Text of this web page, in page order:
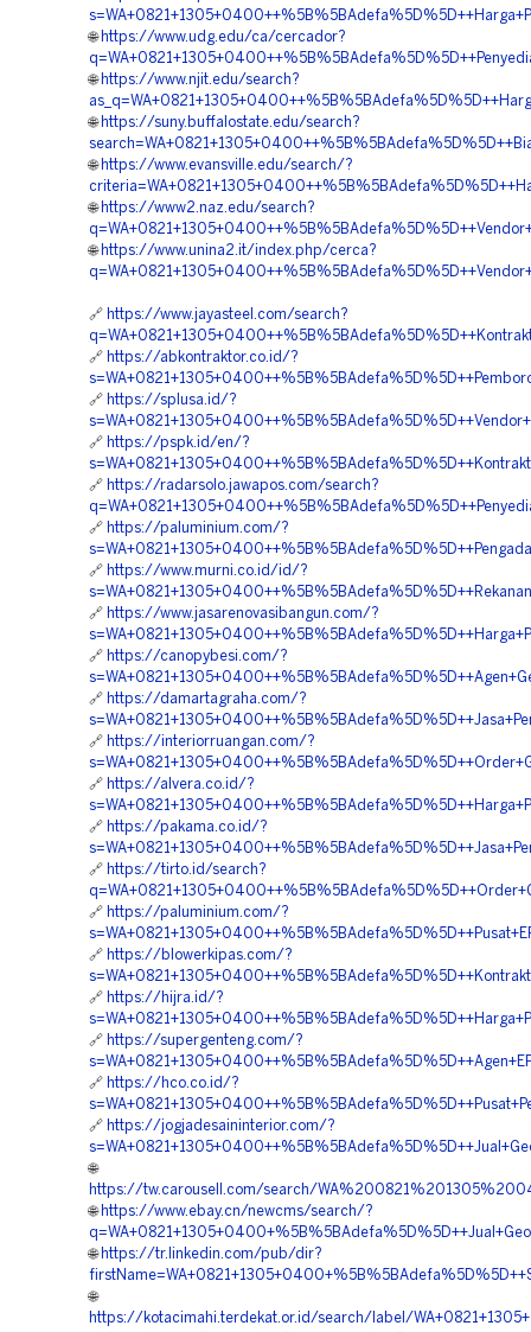
🌐 https://www.udg.edu/ca/cercador?
🌐 https://www.njit.edu/search?
🌐 https://suny.buffalostate.edu/search?
🌐 https://www.evansville.edu/search/?
🌐 https://www2.naz.edu/search?
🌐 https://www.unina2.it/index.php/cerca?
🔗 https://www.jayasteel.com/search?
🔗 https://abkontraktor.co.id/?
🔗 https://splusa.id/?
🔗 https://pspk.id/en/?
🔗 https://radarsolo.jawapos.com/search?
🔗 https://paluminium.com/?
🔗 https://www.murni.co.id/id/?
🔗 https://www.jasarenovasibangun.com/?
🔗 https://canopybesi.com/?
🔗 https://damartagraha.com/?
🔗 https://interiorruangan.com/?
🔗 https://alvera.co.id/?
🔗 https://pakama.co.id/?
🔗 https://tirto.id/search?
🔗 https://paluminium.com/?
🔗 https://blowerkipas.com/?
🔗 https://hijra.id/?
🔗 https://supergenteng.com/?
🔗 https://hco.co.id/?
🔗 https://jogjadesaininterior.com/?
🌐
https://tw.carousell.com/search/
🌐 https://www.ebay.cn/newcms/search/?
🌐 https://tr.linkedin.com/pub/dir?
🌐
https://kotacimahi.terdekat.or.id/search/label/